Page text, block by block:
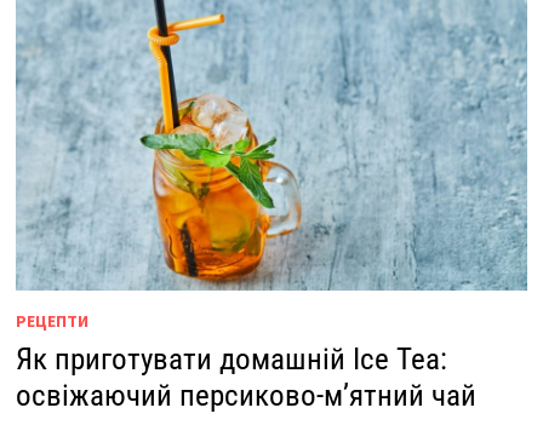
РЕЦЕПТИ
Як приготувати домашній Ice Tea:
освіжаючий персиково-м’ятний чай